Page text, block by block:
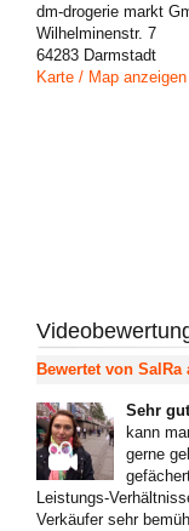
dm-drogerie markt
Wilhelminenstr. 7
64283 Darmstadt
Karte / Map anzeigen
Bewertet von SalRa
Sehr
kann
gerne
Leistungs-
Verkäufer sehr